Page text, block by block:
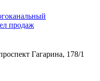
продаж
Гагарина, 178/1